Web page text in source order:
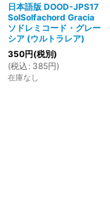
日本語版 DOOD-JPS17
SolSolfachord Gracia
ソドレミコード・グレー
シア (ウルトラレア)
350円(税別)
(税込 : 385円)
在庫なし